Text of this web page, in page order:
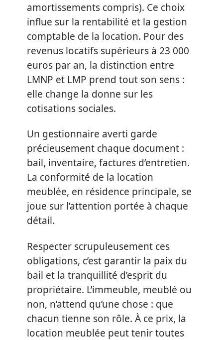
amortissements compris). Ce choix
influe sur la rentabilité et la gestion
comptable de la location. Pour des
revenus locatifs supérieurs à 23 000
euros par an, la distinction entre
LMNP et LMP prend tout son sens :
elle change la donne sur les
cotisations sociales.
Un gestionnaire averti garde
précieusement chaque document :
bail, inventaire, factures d’entretien.
La conformité de la location
meublée, en résidence principale, se
joue sur l’attention portée à chaque
détail.
Respecter scrupuleusement ces
obligations, c’est garantir la paix du
bail et la tranquillité d’esprit du
propriétaire. L’immeuble, meublé ou
non, n’attend qu’une chose : que
chacun tienne son rôle. À ce prix, la
location meublée peut tenir toutes